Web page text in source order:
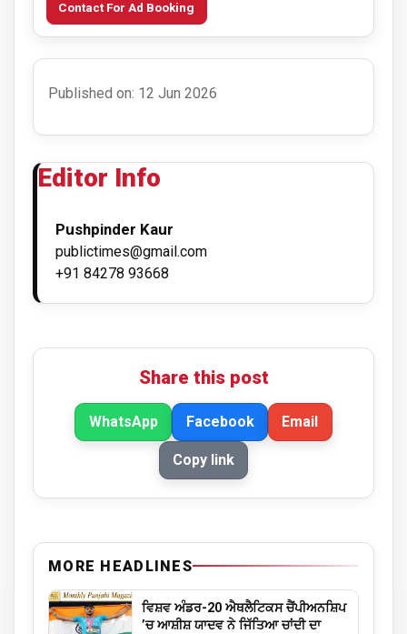
Contact For Ad Booking
Published on: 12 Jun 2026
Editor Info
Pushpinder Kaur
publictimes@gmail.com
+91 84278 93668
Share this post
WhatsApp Facebook Email
Copy link
MORE HEADLINES
ਵਿਸ਼ਵ ਅੰਡਰ-20 ਐਥਲੈਟਿਕਸ ਚੈਂਪੀਅਨਸ਼ਿਪ
’ਚ ਆਸ਼ੀਸ਼ ਯਾਦਵ ਨੇ ਜਿੱਤਿਆ ਚਾਂਦੀ ਦਾ